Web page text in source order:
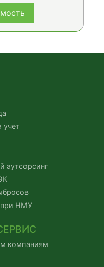
учет
аутсорсинг
при НМУ
компаниям